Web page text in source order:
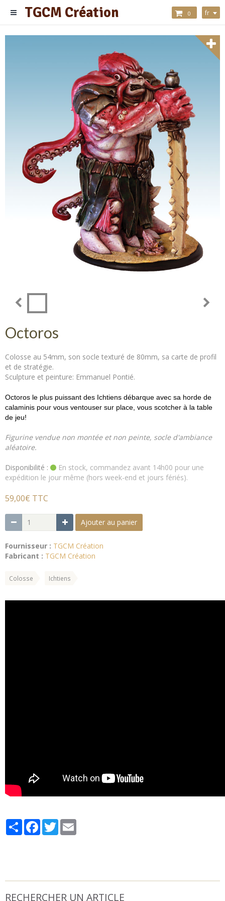
TGCM Création 0 fr
Octoros
Colosse au 54mm, son socle texturé de 80mm, sa carte de profil
et de stratégie.
Sculpture et peinture: Emmanuel Pontié.
Octoros le plus puissant des Ichtiens débarque avec sa horde de
calaminis pour vous ventouser sur place, vous scotcher à la table
de jeu!
Figurine vendue non montée et non peinte, socle d'ambiance
aléatoire.
Disponibilité :
En stock, commandez avant 14h00 pour une
expédition le jour même (hors week-end et jours fériés).
59,00€ TTC
Ajouter au panier
Fournisseur : TGCM Création
Fabricant : TGCM Création
Colosse Ichtiens
PartagerFacebook
Twitter
RECHERCHER UN ARTICLE